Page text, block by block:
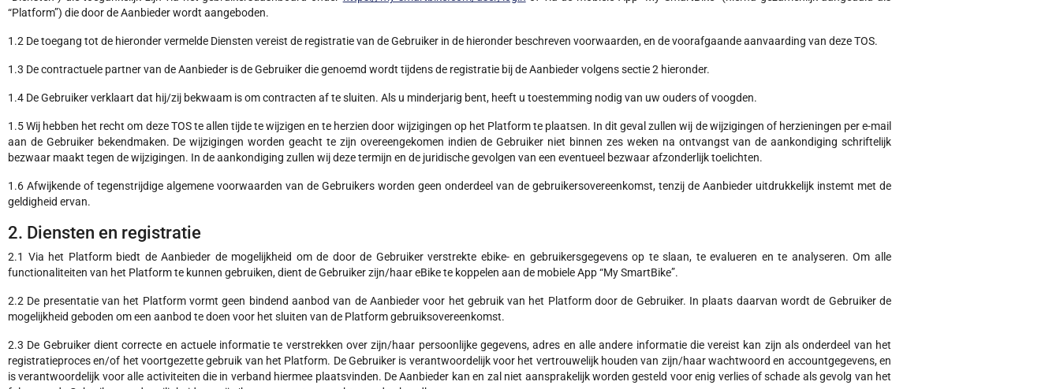
“Platform”) die door de Aanbieder wordt aangeboden.
1.2 De toegang tot de hieronder vermelde Diensten vereist de registratie van de Gebruiker in de hieronder beschreven voorwaarden, en de voorafgaande aanvaarding van deze TOS.
1.3 De contractuele partner van de Aanbieder is de Gebruiker die genoemd wordt tijdens de registratie bij de Aanbieder volgens sectie 2 hieronder.
1.4 De Gebruiker verklaart dat hij/zij bekwaam is om contracten af te sluiten. Als u minderjarig bent, heeft u toestemming nodig van uw ouders of voogden.
1.5 Wij hebben het recht om deze TOS te allen tijde te wijzigen en te herzien door wijzigingen op het Platform te plaatsen. In dit geval zullen wij de wijzigingen of herzieningen per e-mail
aan de Gebruiker bekendmaken. De wijzigingen worden geacht te zijn overeengekomen indien de Gebruiker niet binnen zes weken na ontvangst van de aankondiging schriftelijk
bezwaar maakt tegen de wijzigingen. In de aankondiging zullen wij deze termijn en de juridische gevolgen van een eventueel bezwaar afzonderlijk toelichten.
1.6 Afwijkende of tegenstrijdige algemene voorwaarden van de Gebruikers worden geen onderdeel van de gebruikersovereenkomst, tenzij de Aanbieder uitdrukkelijk instemt met de
geldigheid ervan.
2. Diensten en registratie
2.1 Via het Platform biedt de Aanbieder de mogelijkheid om de door de Gebruiker verstrekte ebike- en gebruikersgegevens op te slaan, te evalueren en te analyseren. Om alle
functionaliteiten van het Platform te kunnen gebruiken, dient de Gebruiker zijn/haar eBike te koppelen aan de mobiele App “My SmartBike”.
2.2 De presentatie van het Platform vormt geen bindend aanbod van de Aanbieder voor het gebruik van het Platform door de Gebruiker. In plaats daarvan wordt de Gebruiker de
mogelijkheid geboden om een aanbod te doen voor het sluiten van de Platform gebruiksovereenkomst.
2.3 De Gebruiker dient correcte en actuele informatie te verstrekken over zijn/haar persoonlijke gegevens, adres en alle andere informatie die vereist kan zijn als onderdeel van het
registratieproces en/of het voortgezette gebruik van het Platform. De Gebruiker is verantwoordelijk voor het vertrouwelijk houden van zijn/haar wachtwoord en accountgegevens, en
is verantwoordelijk voor alle activiteiten die in verband hiermee plaatsvinden. De Aanbieder kan en zal niet aansprakelijk worden gesteld voor enig verlies of schade als gevolg van het